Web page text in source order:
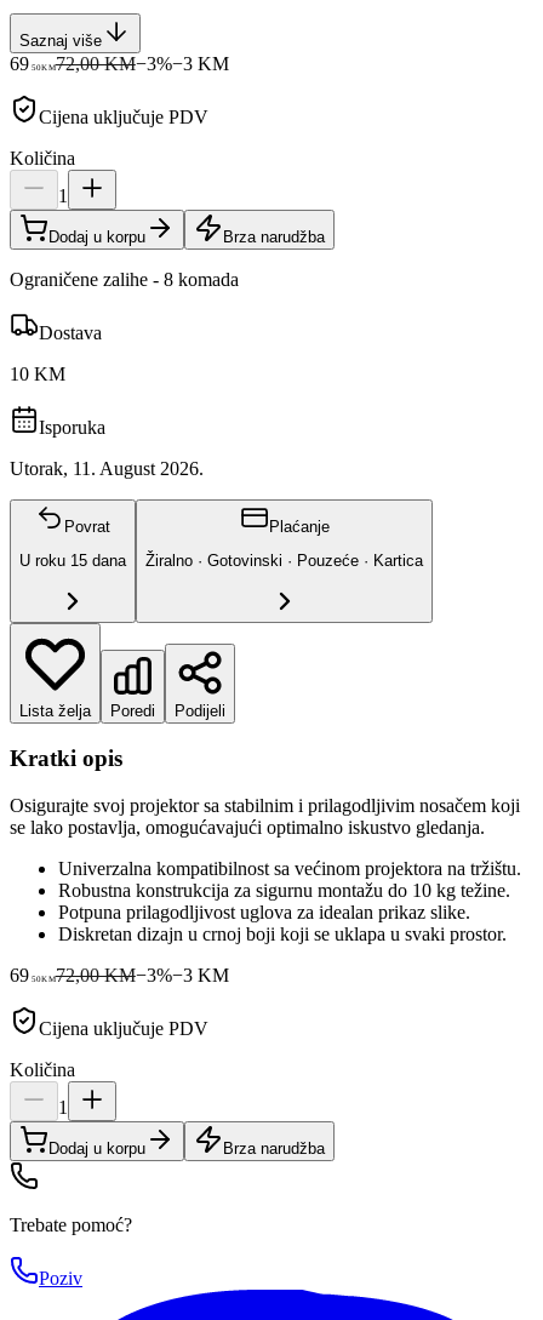
Saznaj više
69 50KM72,00 KM−3%−3KM
Cijena uključuje PDV
Količina
1
Dodaj u korpu Brza narudžba
Ograničene zalihe - 8 komada
Dostava
10 KM
Isporuka
Utorak, 11. August 2026.
Povrat
U roku 15 dana
Plaćanje
Žiralno · Gotovinski · Pouzeće · Kartica
Lista želja Poredi Podijeli
Kratki opis
Osigurajte svoj projektor sa stabilnim i prilagodljivim nosačem koji
se lako postavlja, omogućavajući optimalno iskustvo gledanja.
Univerzalna kompatibilnost sa većinom projektora na tržištu.
Robustna konstrukcija za sigurnu montažu do 10 kg težine.
Potpuna prilagodljivost uglova za idealan prikaz slike.
Diskretan dizajn u crnoj boji koji se uklapa u svaki prostor.
69 50KM72,00 KM−3%−3KM
Cijena uključuje PDV
Količina
1
Dodaj u korpu Brza narudžba
Trebate pomoć?
Poziv